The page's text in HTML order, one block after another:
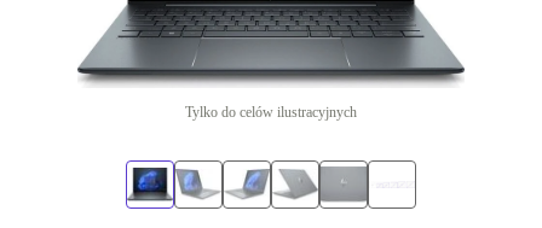
Tylko do celów ilustracyjnych